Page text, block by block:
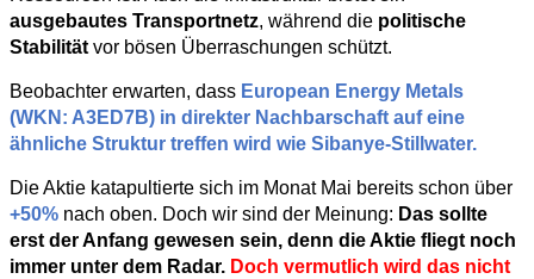
ausgebautes Transportnetz, während die politische
Stabilität vor bösen Überraschungen schützt.
Beobachter erwarten, dass European Energy Metals
(WKN: A3ED7B) in direkter Nachbarschaft auf eine
ähnliche Struktur treffen wird wie Sibanye-Stillwater.
Die Aktie katapultierte sich im Monat Mai bereits schon über
+50% nach oben. Doch wir sind der Meinung: Das sollte
erst der Anfang gewesen sein, denn die Aktie fliegt noch
immer unter dem Radar. Doch vermutlich wird das nicht